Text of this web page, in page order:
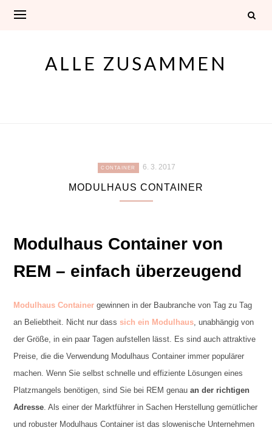
ALLE ZUSAMMEN
CONTAINER 6. 3. 2017
MODULHAUS CONTAINER
Modulhaus Container von
REM – einfach überzeugend
Modulhaus Containergewinnen in der Baubranche von Tag zu Tag
an Beliebtheit. Nicht nur dass sich ein Modulhaus, unabhängig von
der Größe, in ein paar Tagen aufstellen lässt. Es sind auch attraktive
Preise, die die Verwendung Modulhaus Container immer populärer
machen. Wenn Sie selbst schnelle und effiziente Lösungen eines
Platzmangels benötigen, sind Sie bei REM genau an der richtigen
Adresse. Als einer der Marktführer in Sachen Herstellung gemütlicher
und robuster Modulhaus Container ist das slowenische Unternehmen